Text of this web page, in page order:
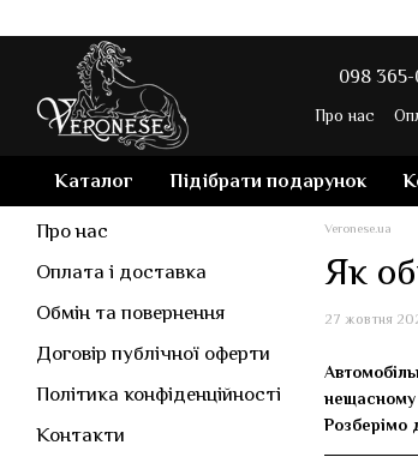
098
Про нас
Каталог Підібрати подарунок
Veronese.ua
Як
27 жовтня
нещасному
Розберімо
Про нас
Оплата і доставка
Обмін та повернення
Договір публічної оферти
Політика конфіденційності
Контакти